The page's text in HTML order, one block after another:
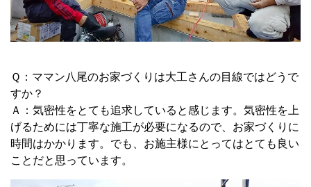
Ｑ：ママン八尾のお家づくりは大工さんの目線ではどうで
すか？
Ａ：気密性をとても追求していると感じます。気密性を上
げるためには丁寧な施工が必要になるので、お家づくりに
時間はかかります。でも、お施主様にとってはとても良い
ことだと思っています。